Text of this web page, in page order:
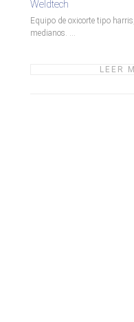
Weldtech
Equipo de oxicorte tipo
medianos. ...
LEER